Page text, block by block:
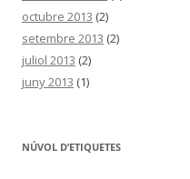
octubre 2013 (2)
setembre 2013 (2)
juliol 2013 (2)
juny 2013 (1)
NÚVOL D’ETIQUETES